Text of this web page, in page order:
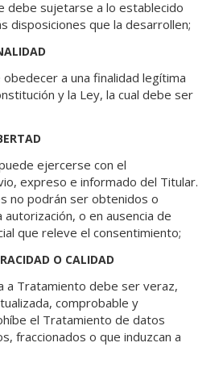
debe sujetarse a lo establecido
disposiciones que la desarrollen;
a una finalidad legítima
y la Ley, la cual debe ser
ejercerse con el
expreso e informado del Titular.
no podrán ser obtenidos o
o en ausencia de
que releve el consentimiento;
O CALIDAD
a Tratamiento debe ser veraz,
comprobable y
el Tratamiento de datos
fraccionados o que induzcan a